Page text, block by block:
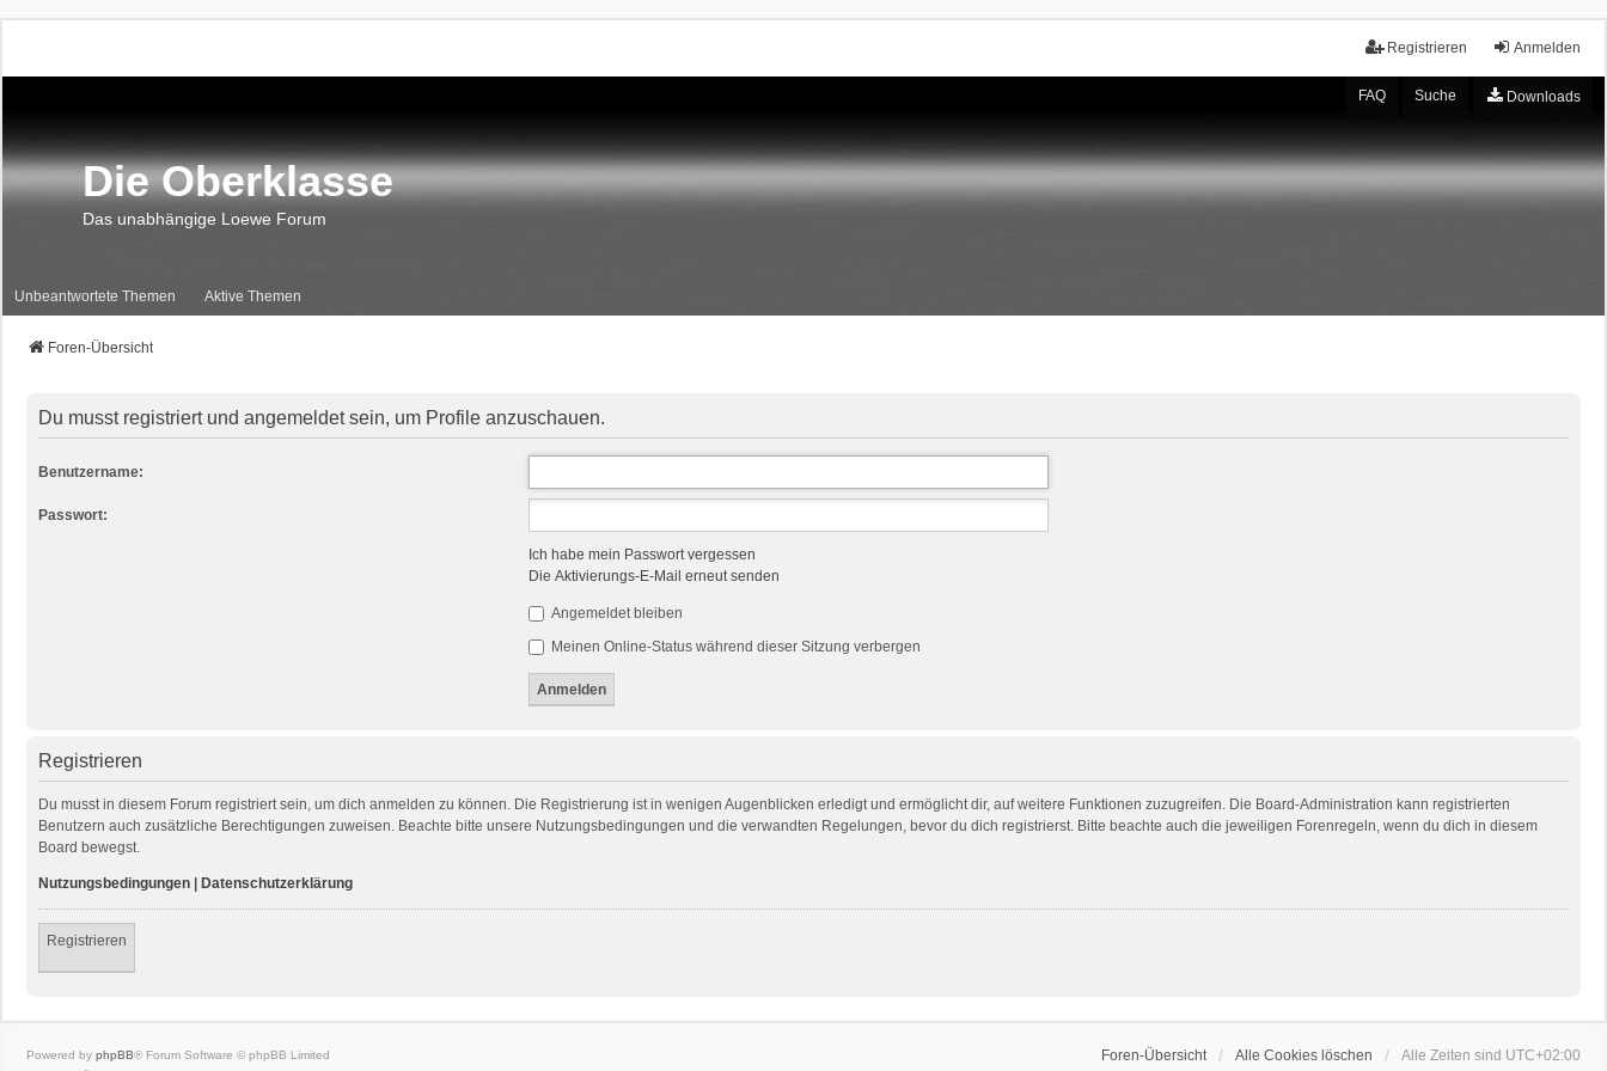
Anmelden
Registrieren
FAQ Suche Downloads
Die Oberklasse
Das unabhängige Loewe Forum
Unbeantwortete Themen Aktive Themen
Foren-Übersicht
Du musst registriert und angemeldet sein, um Profile anzuschauen.
Benutzername:
Passwort:
Ich habe mein Passwort vergessen
Die Aktivierungs-E-Mail erneut senden
Angemeldet bleiben
Meinen Online-Status während dieser Sitzung verbergen
Registrieren
Du musst in diesem Forum registriert sein, um dich anmelden zu können. Die Registrierung ist in wenigen Augenblicken erledigt und ermöglicht dir, auf weitere Funktionen zuzugreifen. Die Board-Administration kann registrierten
Benutzern auch zusätzliche Berechtigungen zuweisen. Beachte bitte unsere Nutzungsbedingungen und die verwandten Regelungen, bevor du dich registrierst. Bitte beachte auch die jeweiligen Forenregeln, wenn du dich in diesem
Board bewegst.
Nutzungsbedingungen Datenschutzerklärung
Registrieren
Foren-Übersicht Alle Cookies löschen Alle Zeiten sind UTC+02:00
Powered by phpBB® Forum Software © phpBB Limited